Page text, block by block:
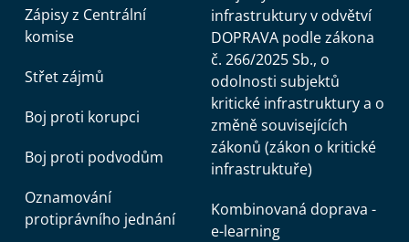
Zápisy z Centrální
komise
Střet zájmů
Boj proti korupci
Boj proti podvodům
Oznamování
protiprávního jednání
infrastruktury v odvětví
DOPRAVA podle zákona
č. 266/2025 Sb., o
odolnosti subjektů
kritické infrastruktury a o
změně souvisejících
zákonů (zákon o kritické
infrastruktuře)
Kombinovaná doprava -
e-learning